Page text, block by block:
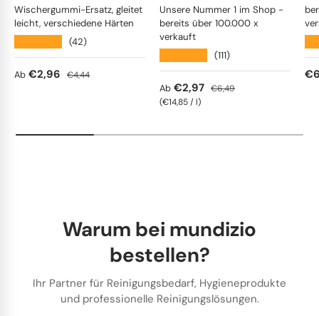
Wischergummi-Ersatz, gleitet
leicht, verschiedene Härten
(42)
Verkaufspreis
Ab €2,96 Normaler Preis
€4,44
Unsere Nummer 1 im Shop -
bereits über 100.000 x
verkauft
(111)
Verkaufspreis
Ab €2,97 Normaler Preis
€6,49
Grundpreis
€14,85/l
Warum bei mundizio
bestellen?
Ihr Partner für Reinigungsbedarf, Hygieneprodukte
und professionelle Reinigungslösungen.